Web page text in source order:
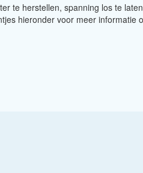
te herstellen, spanning los te
hieronder voor meer informatie